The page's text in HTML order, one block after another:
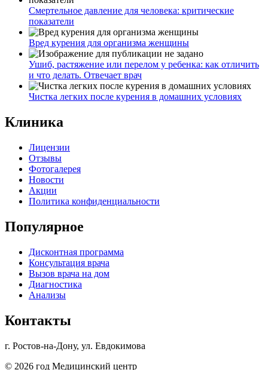
Смертельное давление для человека: критические
показатели
Вред курения для организма женщины
Ушиб, растяжение или перелом у ребенка: как отличить
и что делать. Отвечает врач
Чистка легких после курения в домашних условиях
Клиника
Лицензии
Отзывы
Фотогалерея
Новости
Акции
Политика конфиденциальности
Популярное
Дисконтная программа
Консультация врача
Вызов врача на дом
Диагностика
Анализы
Контакты
г. Ростов-на-Дону, ул. Евдокимова
© 2026 год Медицинский центр